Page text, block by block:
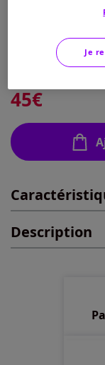
Taille standard
Veuillez
44 -En stock
46 -En stock
45€
Description
Je